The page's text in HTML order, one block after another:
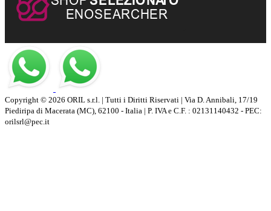
Copyright © 2026 ORIL s.r.l. | Tutti i Diritti Riservati | Via D. Annibali, 17/19
Piediripa di Macerata (MC), 62100 - Italia | P. IVA e C.F. : 02131140432 - PEC:
orilsrl@pec.it